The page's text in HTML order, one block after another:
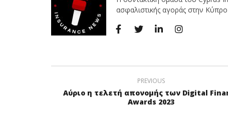
ασφαλιστικής αγοράς στην Κύπρο
PREVIOUS
Αύριο η τελετή απονομής των Digital
Awards 2023